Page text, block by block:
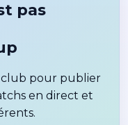
pas
club pour publier
en direct et